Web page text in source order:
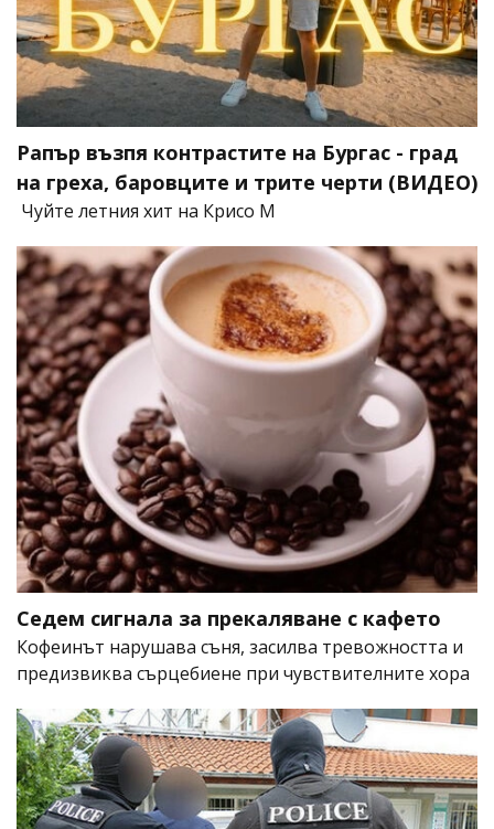
Рапър възпя контрастите на Бургас - град
на греха, баровците и трите черти (ВИДЕО)
Чуйте летния хит на Крисо М
Седем сигнала за прекаляване с кафето
Кофеинът нарушава съня, засилва тревожността и
предизвиква сърцебиене при чувствителните хора